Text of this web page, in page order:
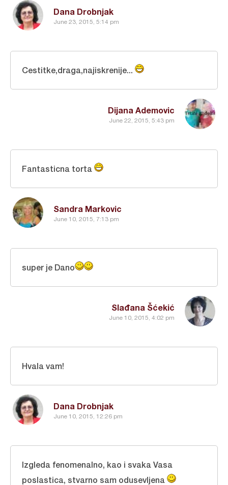
Dana Drobnjak
June 23, 2015, 5:14 pm
Dijana Ademovic
June 22, 2015, 5:43 pm
Cestitke,draga,najiskrenije...
Sandra Markovic
June 10, 2015, 7:13 pm
Fantasticna torta
Slađana Šćekić
June 10, 2015, 4:02 pm
super je Dano
Dana Drobnjak
June 10, 2015, 12:26 pm
Hvala vam!
Izgleda fenomenalno, kao i svaka Vasa
poslastica, stvarno sam odusevljena